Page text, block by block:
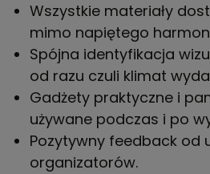
Wszystkie materiały
mimo napiętego
Spójna identyfikacja
od razu czuli klimat
Gadżety praktyczne i
używane podczas i po
Pozytywny feedback od
organizatorów.